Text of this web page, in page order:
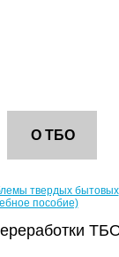
О ТБО
твердых бытовых
пособие)